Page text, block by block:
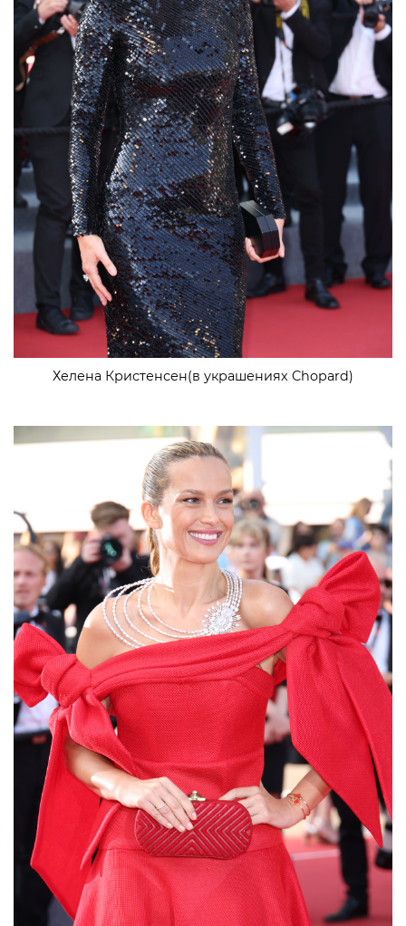
Хелена Кристенсен(в украшениях Chopard)